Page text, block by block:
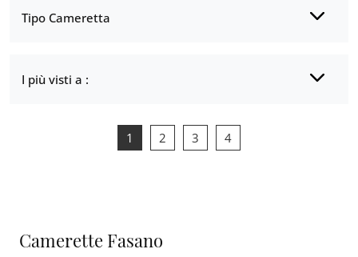
Tipo Cameretta
I più visti a :
1 2 3 4
Camerette Fasano